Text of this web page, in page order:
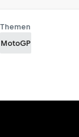
Themen
MotoGP